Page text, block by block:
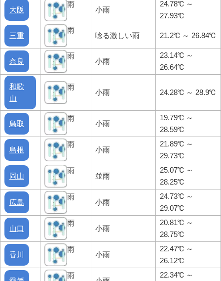
大阪
雨
小雨
24.78℃ ～
27.93℃
三重
雨
唸る激しい雨 21.2℃ ～ 26.84℃
奈良
雨
小雨
23.14℃ ～
26.64℃
和歌
山
雨
小雨 24.28℃ ～ 28.9℃
鳥取
雨
小雨
19.79℃ ～
28.59℃
島根
雨
小雨
21.89℃ ～
29.73℃
岡山
雨
並雨
25.07℃ ～
28.25℃
広島
雨
小雨
24.73℃ ～
29.07℃
山口
雨
小雨
20.81℃ ～
28.75℃
香川
雨
小雨
22.47℃ ～
26.12℃
雨 22.34℃ ～